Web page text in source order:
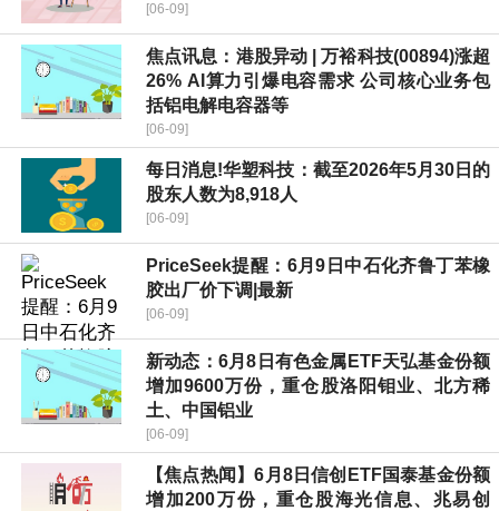
[06-09]
焦点讯息：港股异动 | 万裕科技(00894)涨超
26% AI算力引爆电容需求 公司核心业务包
括铝电解电容器等
[06-09]
每日消息!华塑科技：截至2026年5月30日的
股东人数为8,918人
[06-09]
PriceSeek提醒：6月9日中石化齐鲁丁苯橡
胶出厂价下调|最新
[06-09]
新动态：6月8日有色金属ETF天弘基金份额
增加9600万份，重仓股洛阳钼业、北方稀
土、中国铝业
[06-09]
【焦点热闻】6月8日信创ETF国泰基金份额
增加200万份，重仓股海光信息、兆易创